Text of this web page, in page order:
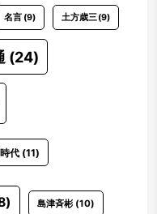
名言(9) 土方歳三(9)
(24)
代(11)
島津斉彬(10)